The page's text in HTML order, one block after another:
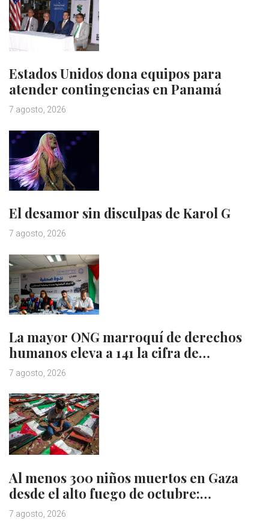
Estados Unidos dona equipos para
atender contingencias en Panamá
7 agosto, 2026
El desamor sin disculpas de Karol G
7 agosto, 2026
La mayor ONG marroquí de derechos
humanos eleva a 141 la cifra de…
7 agosto, 2026
Al menos 300 niños muertos en Gaza
desde el alto fuego de octubre:…
7 agosto, 2026